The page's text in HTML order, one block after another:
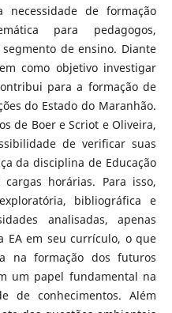
de formação
para pedagogos,
de ensino. Diante
como objetivo investigar
para a formação de
do Estado do Maranhão.
de Boer e Scriot e Oliveira,
de verificar suas
da disciplina de Educação
horárias. Para isso,
bibliográfica e
analisadas, apenas
EA em seu currículo, o que
na formação dos futuros
um papel fundamental na
de conhecimentos. Além